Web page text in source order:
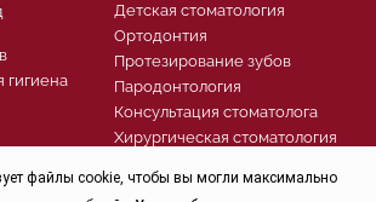
гигиена
Детская стоматология
Ортодонтия
Протезирование зубов
Пародонтология
Консультация стоматолога
Хирургическая стоматология
файлы cookie, чтобы вы могли максимально